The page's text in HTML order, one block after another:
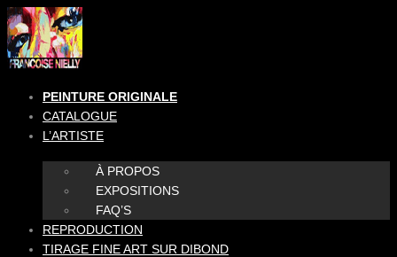
Aller
au
contenu
PEINTURE ORIGINALE
CATALOGUE
L’ARTISTE
À PROPOS
EXPOSITIONS
FAQ’S
REPRODUCTION
TIRAGE FINE ART SUR DIBOND